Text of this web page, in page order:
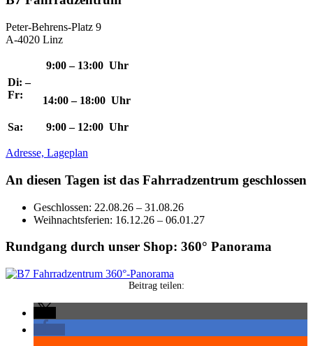
Peter-Behrens-Platz 9
A-4020 Linz
Di: –
Fr:
9:00 – 13:00 Uhr
14:00 – 18:00 Uhr
Sa: 9:00 – 12:00 Uhr
Adresse, Lageplan
An diesen Tagen ist das Fahrradzentrum geschlossen
Geschlossen: 22.08.26 – 31.08.26
Weihnachtsferien: 16.12.26 – 06.01.27
Rundgang durch unser Shop: 360° Panorama
Beitrag teilen: